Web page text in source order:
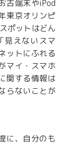
古端末やiPod
東京オリンピ
ポットはどん
見えないスマ
ットにふれる
マイ・スマホ
関する情報は
らないことが
に、自分のも